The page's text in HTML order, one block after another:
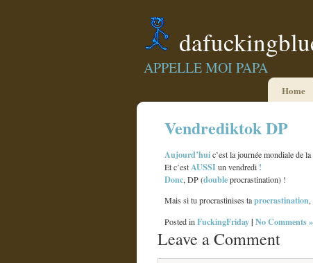
APPELLE MOI PAPA
Home
Vendrediktok DP
Aujourd’huic’est la journée mondiale de
Et c’estAUSSIun vendredi !
Donc, DP (doubleprocrastination) !
Mais si tu procrastinises taprocrastination,
Posted inFuckingFriday| No Comments »
Leave a Comment